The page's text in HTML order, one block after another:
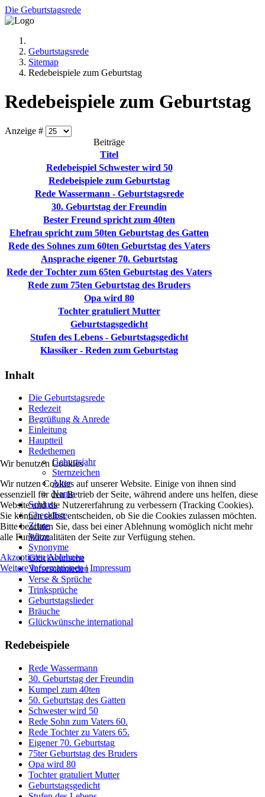
Die Geburtstagsrede
Geburtstagsrede
Sitemap
Redebeispiele zum Geburtstag
Redebeispiele zum Geburtstag
Anzeige #
Beiträge
Titel
Redebeispiel Schwester wird 50
Redebeispiele zum Geburtstag
Rede Wassermann - Geburtstagsrede
30. Geburtstag der Freundin
Bester Freund spricht zum 40ten
Ehefrau spricht zum 50ten Geburtstag des Gatten
Rede des Sohnes zum 60ten Geburtstag des Vaters
Ansprache eigener 70. Geburtstag
Rede der Tochter zum 65ten Geburtstag des Vaters
Rede zum 75ten Geburtstag des Bruders
Opa wird 80
Tochter gratuliert Mutter
Geburtstagsgedicht
Stufen des Lebens - Geburtstagsgedicht
Klassiker - Reden zum Geburtstag
Inhalt
Die Geburtstagsrede
Redezeit
Begrüßung & Anrede
Einleitung
Hauptteil
Redethemen
Geburtsjahr
Sternzeichen
Alter
Name
Schluss
Checkliste
Zitate
Witze
Synonyme
Glückwünsche
Verseschmieden
Verse & Sprüche
Trinksprüche
Geburtstagslieder
Bräuche
Glückwünsche international
Redebeispiele
Rede Wassermann
30. Geburtstag der Freundin
Kumpel zum 40ten
50. Geburtstag des Gatten
Schwester wird 50
Rede Sohn zum Vaters 60.
Rede Tochter zu Vaters 65.
Eigener 70. Geburtstag
75ter Geburtstag des Bruders
Opa wird 80
Tochter gratuliert Mutter
Geburtstagsgedicht
Wir benutzen Cookies
Wir nutzen Cookies auf unserer Website. Einige von ihnen sind
essenziell für den Betrieb der Seite, während andere uns helfen, diese
Website und die Nutzererfahrung zu verbessern (Tracking Cookies).
Sie können selbst entscheiden, ob Sie die Cookies zulassen möchten.
Bitte beachten Sie, dass bei einer Ablehnung womöglich nicht mehr
alle Funktionalitäten der Seite zur Verfügung stehen.
AkzeptierenAblehnen
Weitere Informationen|Impressum